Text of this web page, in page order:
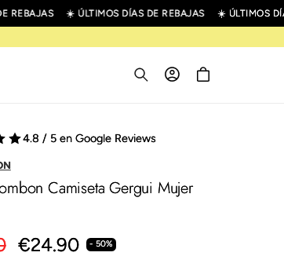
☀️ ÚLTIMOS DÍAS DE REBAJAS ☀️ ÚLTIMOS
Iniciar
sesión
Carrito
4.8 / 5 en Google Reviews
Camiseta Gergui Mujer
Precio
€24.90 - 50%